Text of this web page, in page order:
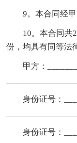
9。本合同经
10。本合同共
份，均具有同等法
甲方：
身份证号：
身份证号：